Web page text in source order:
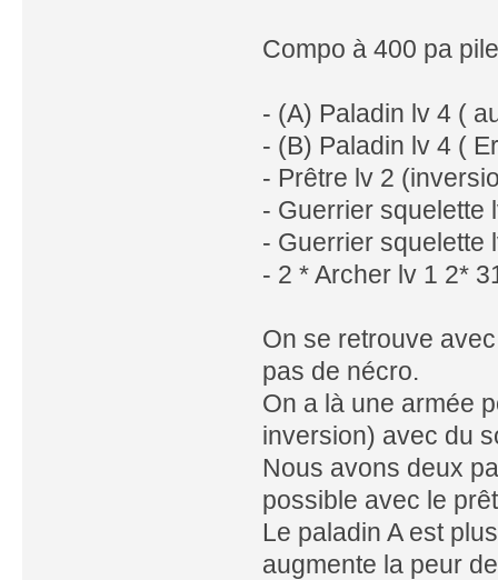
Compo à 400 pa
- (A) Paladin lv 4 (
- (B) Paladin lv 4 (
- Prêtre lv 2
- Guerrier squelette
- Guerrier squelette
- 2 * Archer lv 1 2*
On se retrouve
pas de nécro.
On a là une armée
inversion) avec du
Nous avons deux
possible avec le
Le paladin A est
augmente la peur